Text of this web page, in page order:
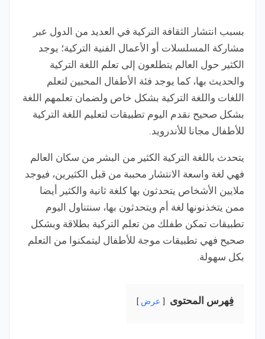
بسبب انتشار الثقافة التركية في العديد من الدول عبر
مشاركة المسلسلات أو الأعمال الفنية التركية؛ يوجد
الكثير حول العالم يتطلعون إلى تعلم اللغة التركية
والحديث بها، كما يوجد فئة الأطفال المحبين لتعلم
اللغات واللغة التركية بشكل خاص ولضمان تعلمهم اللغة
بشكل صحيح نقدم اليوم تطبيقات لتعليم اللغة التركية
للأطفال مجانا للأندرويد.
يتحدث باللغة التركية الكثير من البشر من سكان العالم
فهي لغة واسعة الانتشار محببة من قبل الكثيرين، فيوجد
ملايين الأشخاص يتحدثون بها كلغة ثانية والكثير أيضا
ممن يتخذنونها لغة أم ويتحدثون بها، سنتناول اليوم
تطبيقات تمكن طفلك من تعلم التركية بطلاقة وبشكل
صحيح فهي تطبيقات موجة للأطفال ليتمكنوا من التعلم
بكل سهولة.
فِهرس المحتوى عرض